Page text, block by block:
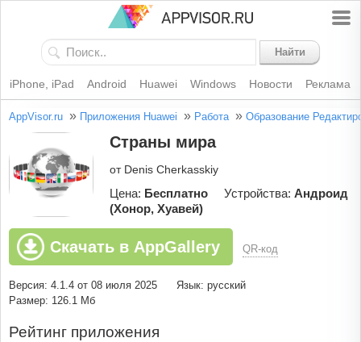
Найти
iPhone, iPad Android Huawei Windows Новости Реклама
AppVisor.ru » Приложения Huawei » Работа » Образование
Страны мира
от Denis Cherkasskiy
Цена: Бесплатно Устройства: Андроид
(Хонор, Хуавей)
Скачать в AppGallery QR-код
Версия: 4.1.4 от 08 июля 2025
Язык: русский
Размер: 126.1 Мб
Рейтинг приложения